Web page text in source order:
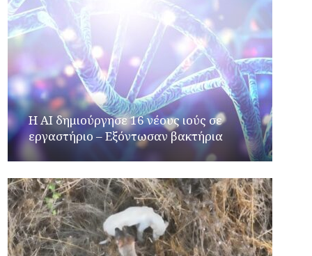
H AI δημιούργησε 16 νέους ιούς σε
εργαστήριο – Εξόντωσαν βακτήρια